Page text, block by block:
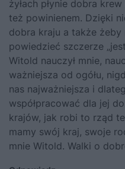
żyłach płynie dobra
też powinienem. Dzięki
dobra kraju a także
powiedzieć szczerze
Witold nauczył mnie,
ważniejsza od ogółu,
nas najważniejsza i
współpracować dla jej
krajów, jak robi to rząd
mamy swój kraj, swoje
mnie Witold. Walki o